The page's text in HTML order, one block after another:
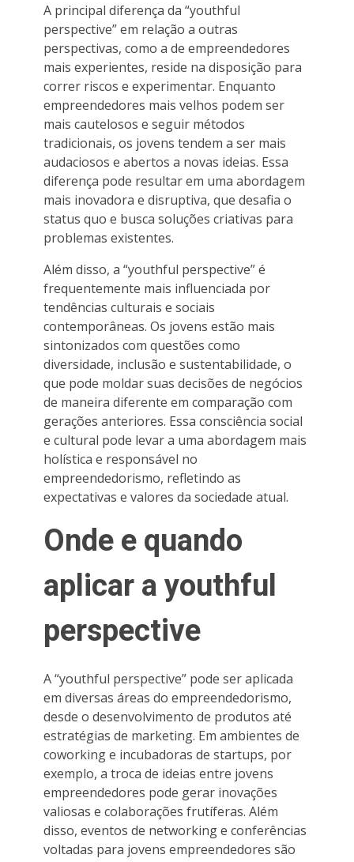
A principal diferença da “youthful
perspective” em relação a outras
perspectivas, como a de empreendedores
mais experientes, reside na disposição para
correr riscos e experimentar. Enquanto
empreendedores mais velhos podem ser
mais cautelosos e seguir métodos
tradicionais, os jovens tendem a ser mais
audaciosos e abertos a novas ideias. Essa
diferença pode resultar em uma abordagem
mais inovadora e disruptiva, que desafia o
status quo e busca soluções criativas para
problemas existentes.
Além disso, a “youthful perspective” é
frequentemente mais influenciada por
tendências culturais e sociais
contemporâneas. Os jovens estão mais
sintonizados com questões como
diversidade, inclusão e sustentabilidade, o
que pode moldar suas decisões de negócios
de maneira diferente em comparação com
gerações anteriores. Essa consciência social
e cultural pode levar a uma abordagem mais
holística e responsável no
empreendedorismo, refletindo as
expectativas e valores da sociedade atual.
Onde e quando
aplicar a youthful
perspective
A “youthful perspective” pode ser aplicada
em diversas áreas do empreendedorismo,
desde o desenvolvimento de produtos até
estratégias de marketing. Em ambientes de
coworking e incubadoras de startups, por
exemplo, a troca de ideias entre jovens
empreendedores pode gerar inovações
valiosas e colaborações frutíferas. Além
disso, eventos de networking e conferências
voltadas para jovens empreendedores são